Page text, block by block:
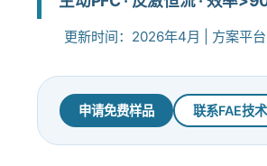
更新时间：2026年4月 | 方案平
申请免费样品 联系FAE技